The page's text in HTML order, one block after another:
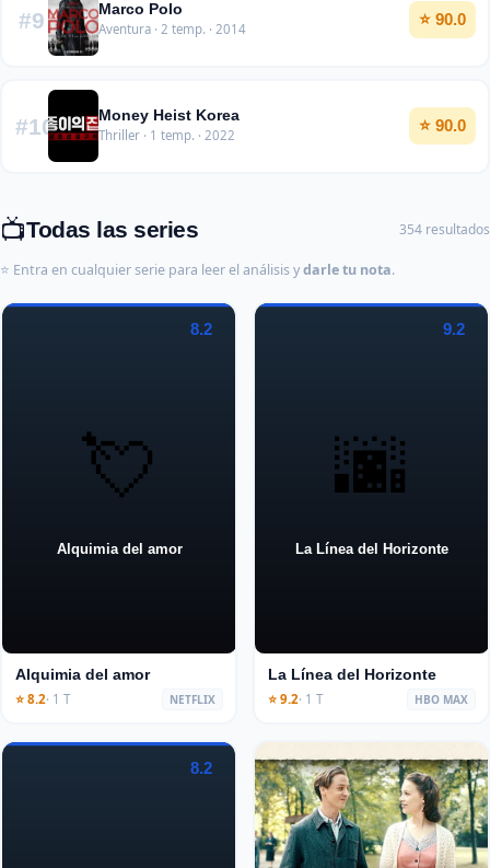
#9 Marco Polo
Aventura · 2 temp. · 2014
⭐ 90.0
#10 Money Heist Korea
Thriller · 1 temp. · 2022
⭐ 90.0
📺Todas las series 354 resultados
⭐ Entra en cualquier serie para leer el análisis ydarle tu nota.
💘
Alquimia del amor
8.2
Alquimia del amor
⭐ 8.2· 1 T NETFLIX
🌆
La Línea del Horizonte
9.2
La Línea del Horizonte
⭐ 9.2· 1 T HBO MAX
8.2